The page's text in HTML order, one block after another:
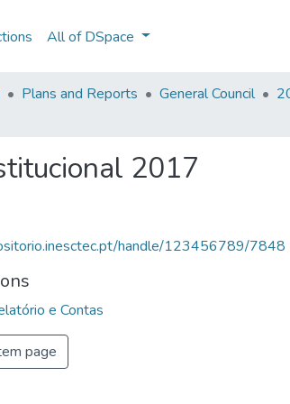
All of DSpace
Plans and Reports General Council
2017
handle/123456789/7848
e Contas
page